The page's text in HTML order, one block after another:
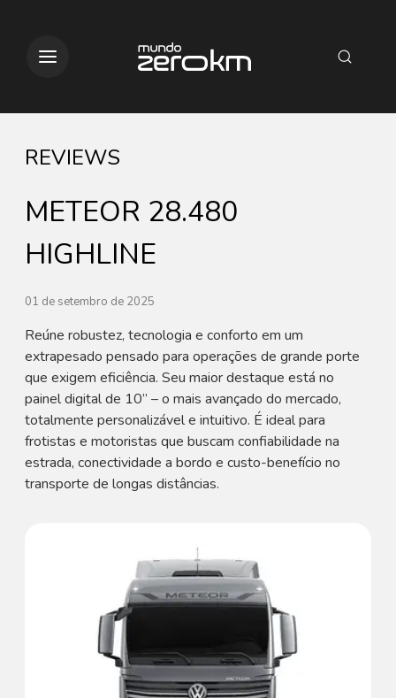
REVIEWS
METEOR 28.480
HIGHLINE
01 de setembro de 2025
Reúne robustez, tecnologia e conforto em um
extrapesado pensado para operações de grande porte
que exigem eficiência. Seu maior destaque está no
painel digital de 10” – o mais avançado do mercado,
totalmente personalizável e intuitivo. É ideal para
frotistas e motoristas que buscam confiabilidade na
estrada, conectividade a bordo e custo-benefício no
transporte de longas distâncias.